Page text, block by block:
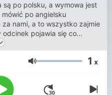
po polsku, a wymowa jest
po angielsku
nami, a to wszystko zajmie
odcinek pojawia się co
pracę nad podcastem, to
wiesz czym jest Patronite?
Ένταση 1 x